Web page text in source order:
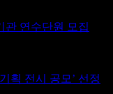
관 연수단원 모집
획 전시 공모’ 선정